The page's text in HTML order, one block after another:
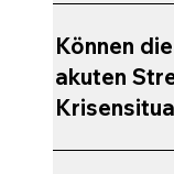
Können
akuten